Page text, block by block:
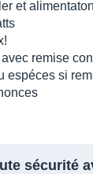
et
remise
espéces si
sécurité